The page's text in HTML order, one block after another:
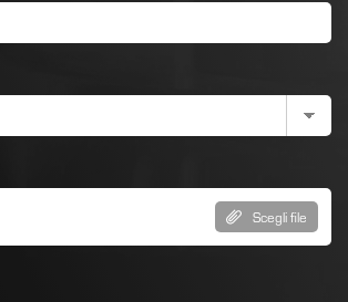
Scegli file